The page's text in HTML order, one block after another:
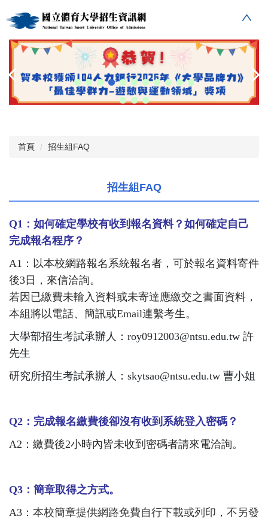
到
要
容
首頁 招生組FAQ
招生組FAQ
Q1 ：如何確定學校有收到報名資料？如何確定自己
完成報名程序？
A1 ：以本校網路報名系統報名者，可於報名資料寄件
後3日，來信洽詢。
若因已繳費未輸入資料或未寄達應繳交之書面資料，
本組將以電話、簡訊或Email連繫考生。
大學部招生考試承辦人：roy0912003@ntsu.edu.tw 許
先生
研究所招生考試承辦人：skytsao@ntsu.edu.tw 曹小姐
Q2 ：完成報名繳費後卻沒有收到系統登入密碼？
A2 ：繳費後2小時內皆未收到密碼者請來電洽詢。
Q3 ：簡章取得之方式。
A3 ： 本校簡章提供網路免費自行下載或列印，不另發